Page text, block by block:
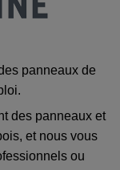
panneaux de
des panneaux et
et nous vous
ou